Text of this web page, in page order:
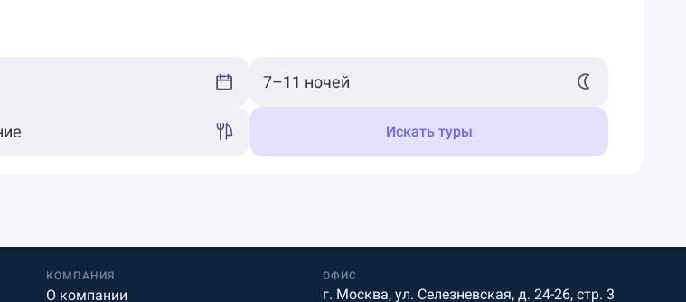
Искать туры
КОМПАНИЯ
О компании
ОФИС
г. Москва, ул. Селезневская, д. 24-26, стр. 3